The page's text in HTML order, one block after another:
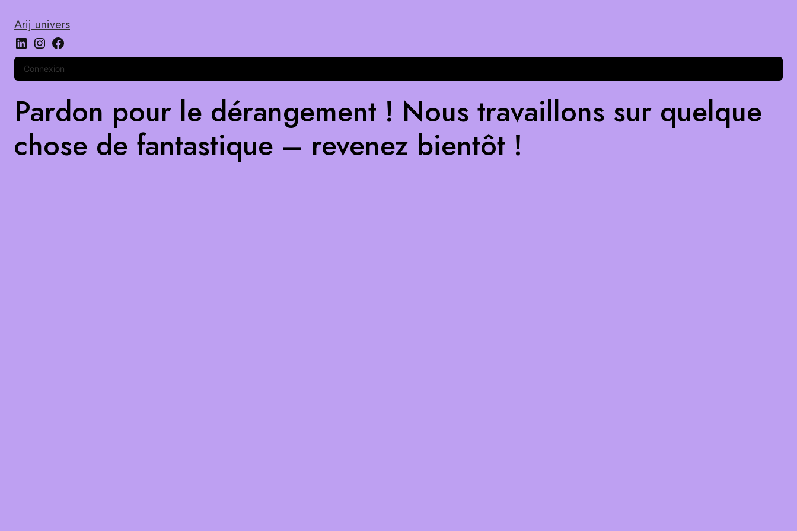
Arij univers
Connexion
Pardon pour le dérangement ! Nous travaillons sur quelque
chose de fantastique – revenez bientôt !